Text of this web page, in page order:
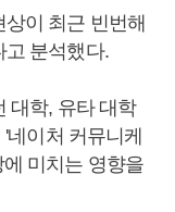
이 최근 빈번해
고 분석했다.
대학, 유타 대학
이처 커뮤니케
미치는 영향을